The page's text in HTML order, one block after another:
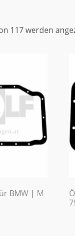
117 werden
BMW | M